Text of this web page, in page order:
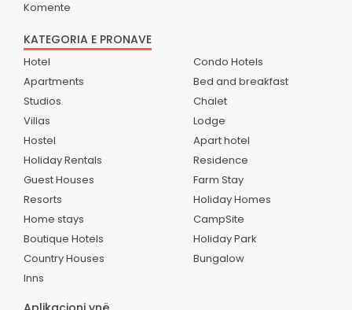
Komente
KATEGORIA E PRONAVE
Hotel
Apartments
Studios
Villas
Hostel
Holiday Rentals
Guest Houses
Resorts
Home stays
Boutique Hotels
Country Houses
Inns
Condo Hotels
Bed and breakfast
Chalet
Lodge
Apart hotel
Residence
Farm Stay
Holiday Homes
CampSite
Holiday Park
Bungalow